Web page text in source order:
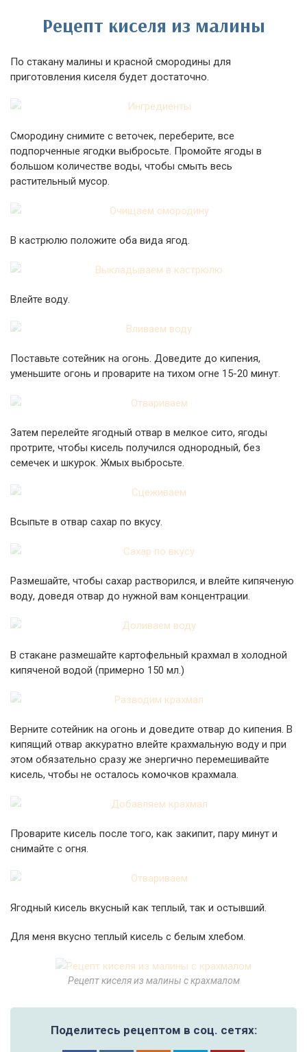
Рецепт киселя из малины
По стакану малины и красной смородины для
приготовления киселя будет достаточно.
Смородину снимите с веточек, переберите, все
подпорченные ягодки выбросьте. Промойте ягоды в
большом количестве воды, чтобы смыть весь
растительный мусор.
В кастрюлю положите оба вида ягод.
Влейте воду.
Поставьте сотейник на огонь. Доведите до кипения,
уменьшите огонь и проварите на тихом огне 15-20 минут.
Затем перелейте ягодный отвар в мелкое сито, ягоды
протрите, чтобы кисель получился однородный, без
семечек и шкурок. Жмых выбросьте.
Всыпьте в отвар сахар по вкусу.
Размешайте, чтобы сахар растворился, и влейте кипяченую
воду, доведя отвар до нужной вам концентрации.
В стакане размешайте картофельный крахмал в холодной
кипяченой водой (примерно 150 мл.)
Верните сотейник на огонь и доведите отвар до кипения. В
кипящий отвар аккуратно влейте крахмальную воду и при
этом обязательно сразу же энергично перемешивайте
кисель, чтобы не осталось комочков крахмала.
Проварите кисель после того, как закипит, пару минут и
снимайте с огня.
Ягодный кисель вкусный как теплый, так и остывший.
Для меня вкусно теплый кисель с белым хлебом.
Рецепт киселя из малины с крахмалом
Поделитесь рецептом в соц. сетях: